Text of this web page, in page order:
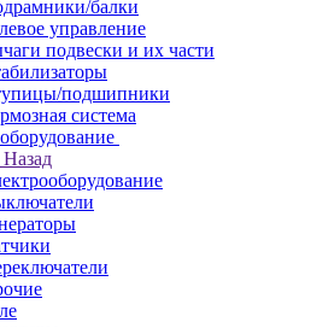
балки
управление
подвески и их части
подшипники
система
Назад